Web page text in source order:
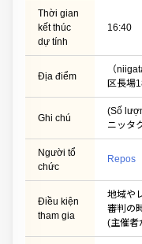
Thời gian
kết thúc
dự tính
16:40
Địa điểm
（
区長場
Ghi chú
(Số
ニッタ
Người tổ
chức
Repos
Điều kiện
tham gia
地域や
審判の
(主催者